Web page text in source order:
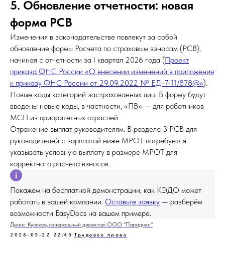
5. Обновление отчетности: новая
форма РСВ
Изменения в законодательстве повлекут за собой
обновление формы Расчета по страховым взносам (РСВ),
начиная с отчетности за I квартал 2026 года (Проект
приказа ФНС России «О внесении изменений в приложения
к приказу ФНС России от 29.09.2022 № ЕД-7-11/878@»).
Новые коды категорий застрахованных лиц: В форму будут
введены новые коды, в частности, «ПВ» — для работников
МСП из приоритетных отраслей.
Отражение выплат руководителям: В разделе 3 РСВ для
руководителей с зарплатой ниже МРОТ потребуется
указывать условную выплату в размере МРОТ для
корректного расчета взносов.
Покажем на бесплатной демонстрации, как КЭДО может
работать в вашей компании. Оставьте заявку — разберём
возможности EasyDocs на вашем примере.
Денис Куликов, генеральный директор ООО "Парадокс"
2026-03-22 22:45 Трудовое право